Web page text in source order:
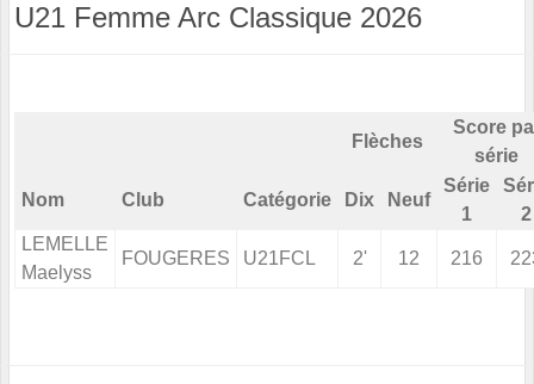
U21 Femme Arc Classique 2026
Flèches
Score
série
Nom Club Catégorie Dix Neuf
Série
1
2
LEMELLE
Maelyss
FOUGERES U21FCL 2' 12 216